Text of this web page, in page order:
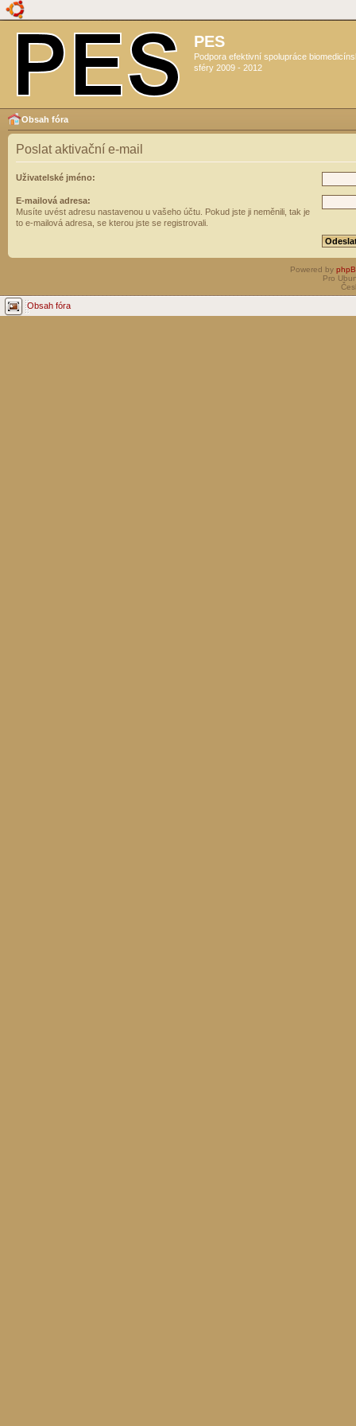
PES
Podpora efektivní spolupráce
sféry 2009 - 2012
Obsah fóra
Poslat aktivační e-mail
Uživatelské jméno:
E-mailová adresa:
Musíte uvést adresu nastavenou u vašeho účtu. Pokud jste ji neměnili, tak je
to e-mailová adresa, se kterou jste se registrovali.
Powered by
Pro
Obsah fóra